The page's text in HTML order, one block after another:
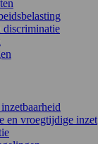
discriminatie
en vroegtijdige inzet